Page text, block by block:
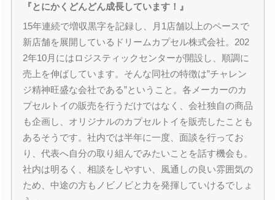
『とにかくどんどん成長しています！』
15年連続で増収黒字を記録し、月1店舗以上のペースで
新店舗を展開しているドリームカプセル株式会社。202
2年10月にはロジスティックセンターが開設し、順調に
売上を伸ばしています。そんな同社の特徴は”チャレン
ジ精神旺盛な会社である”ということ。各メーカーのカ
プセルトイの販売を行うだけではなく、会社独自の商品
も企画し、オリジナルのカプセルトイを販売したことも
あるそうです。社内では半年に一度、面談を行ってお
り、代表へ自分の取り組んでみたいことを話す機会も。
社内は明るく、相談をしやすい、風通しの良い雰囲気の
ため、中途の方もノビノビと力を発揮していけるでしょ